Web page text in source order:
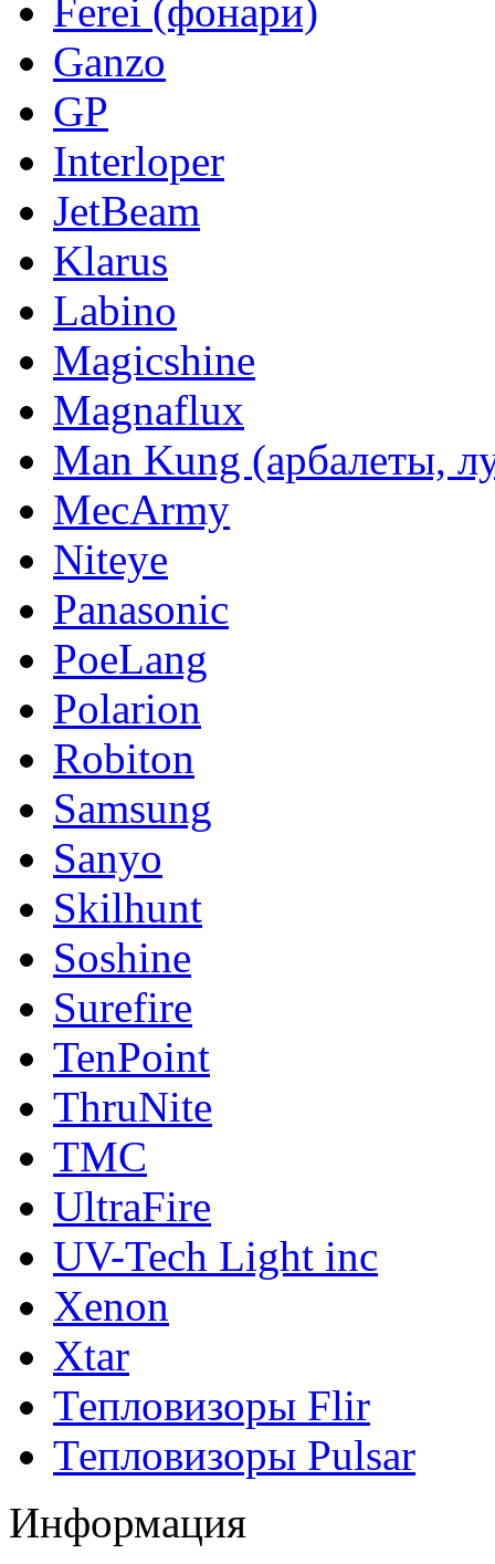
Ferei (фонари)
Ganzo
GP
Interloper
JetBeam
Klarus
Labino
Magicshine
Magnaflux
Man Kung (арбалеты,
MecArmy
Niteye
Panasonic
PoeLang
Polarion
Robiton
Samsung
Sanyo
Skilhunt
Soshine
Surefire
TenPoint
ThruNite
TMC
UltraFire
UV-Tech Light inc
Xenon
Xtar
Тепловизоры Flir
Тепловизоры Pulsar
Информация